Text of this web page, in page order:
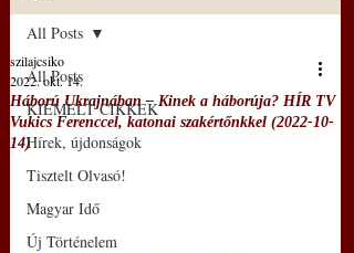
All Posts
KIEMELT CIKKEK
Hírek, újdonságok
Tisztelt Olvasó!
Magyar Idő
Új Történelem
All Posts
Háború Ukrajnában – Kinek a háborúja? HÍR TV
Vukics Ferenccel, katonai szakértőnkkel (2022-10-
14)
szilajcsiko
2022. okt. 14.